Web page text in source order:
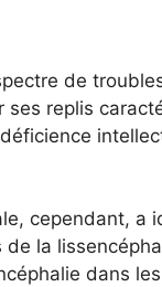
de
ses replis
cependant, a
la
dans